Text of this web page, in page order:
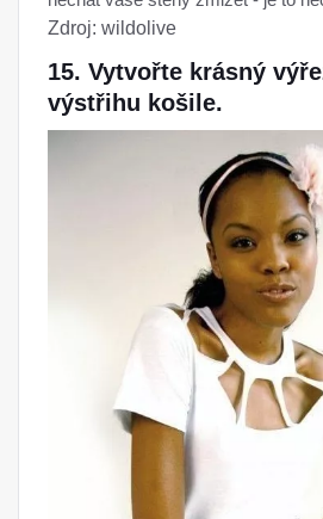
Zdroj: wildolive
15. Vytvořte krásný
výstřihu košile.